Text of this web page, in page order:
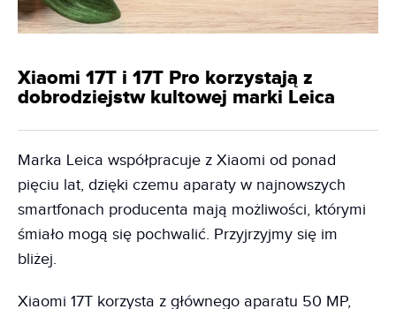
Xiaomi 17T i 17T Pro korzystają z
dobrodziejstw kultowej marki Leica
Marka Leica współpracuje z Xiaomi od ponad
pięciu lat, dzięki czemu aparaty w najnowszych
smartfonach producenta mają możliwości, którymi
śmiało mogą się pochwalić. Przyjrzyjmy się im
bliżej.
Xiaomi 17T korzysta z głównego aparatu 50 MP,